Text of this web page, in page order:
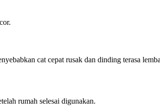
cat cepat rusak dan dinding terasa
rumah selesai digunakan.